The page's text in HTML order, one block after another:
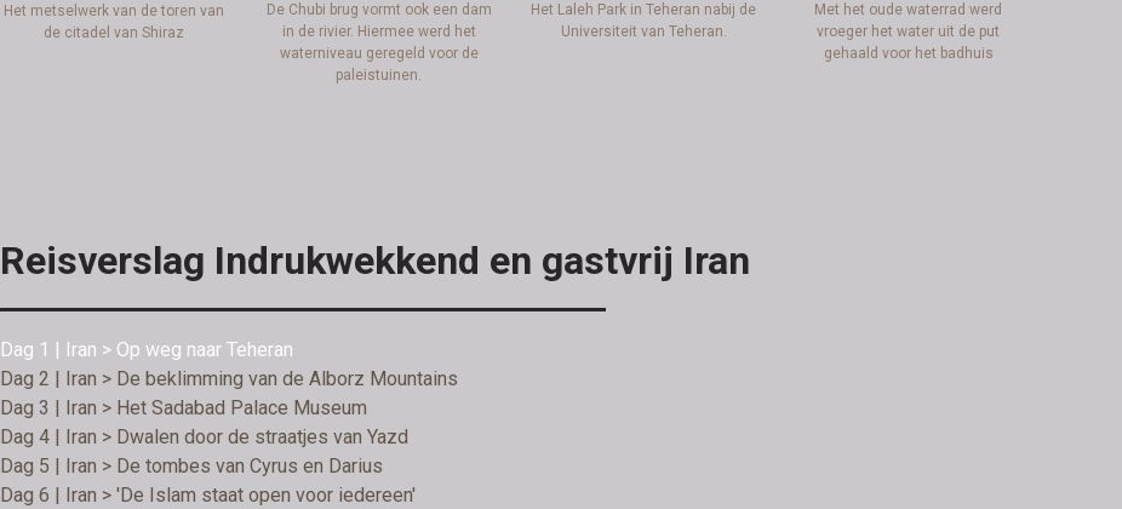
Het metselwerk van de toren van
de citadel van Shiraz
De Chubi brug vormt ook een dam
in de rivier. Hiermee werd het
waterniveau geregeld voor de
paleistuinen.
Het Laleh Park in Teheran nabij de
Universiteit van Teheran.
Met het oude waterrad werd
vroeger het water uit de put
gehaald voor het badhuis
Reisverslag Indrukwekkend en gastvrij Iran
Dag 1 | Iran > Op weg naar Teheran
Dag 2 | Iran > De beklimming van de Alborz Mountains
Dag 3 | Iran > Het Sadabad Palace Museum
Dag 4 | Iran > Dwalen door de straatjes van Yazd
Dag 5 | Iran > De tombes van Cyrus en Darius
Dag 6 | Iran > 'De Islam staat open voor iedereen'